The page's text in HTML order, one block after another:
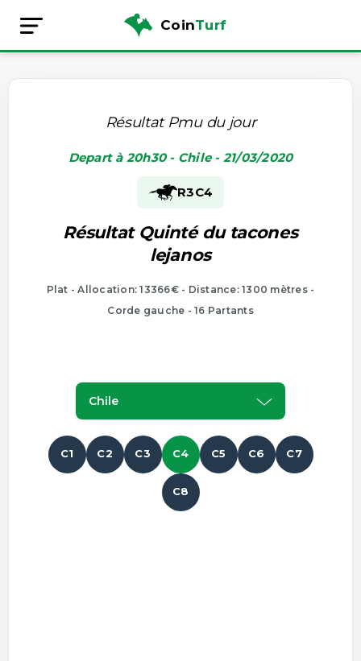
CoinTurf
Résultat Pmu du jour
Depart à 20h30 - Chile - 21/03/2020
R3C4
Résultat Quinté du tacones
lejanos
Plat - Allocation: 13366€ - Distance: 1300 mètres -
Corde gauche - 16 Partants
Chile
C1 C2 C3 C4 C5 C6 C7
C8